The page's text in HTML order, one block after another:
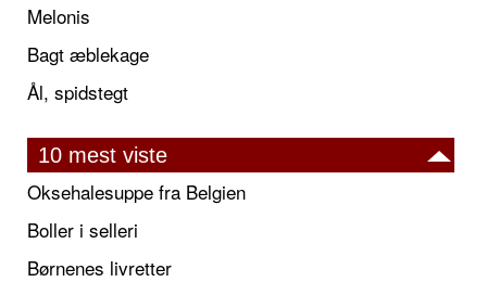
Melonis
Bagt æblekage
Ål, spidstegt
10 mest viste
Oksehalesuppe fra Belgien
Boller i selleri
Børnenes livretter